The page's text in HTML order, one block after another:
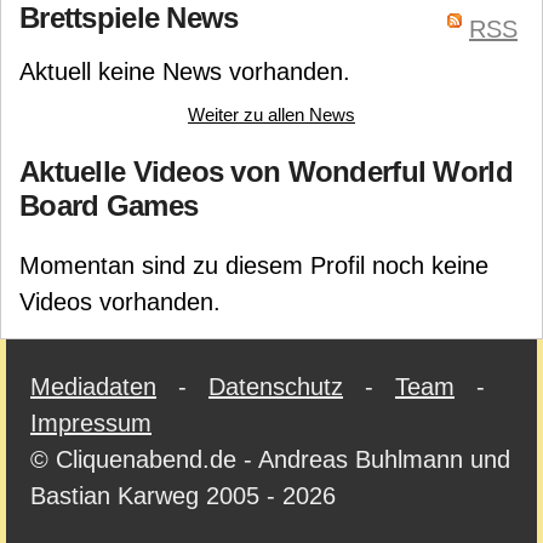
Huch!
(TBD) Romain
Boardgame Design RSS
Brettspiele News
Aktuell keine News vorhanden.
Weiter zu allen News
Aktuelle Videos von Wonderful World
Board Games
Momentan sind zu diesem Profil noch keine
Videos vorhanden.
Mediadaten - Datenschutz - Team -
Impressum
© Cliquenabend.de - Andreas Buhlmann und
Bastian Karweg 2005 - 2026